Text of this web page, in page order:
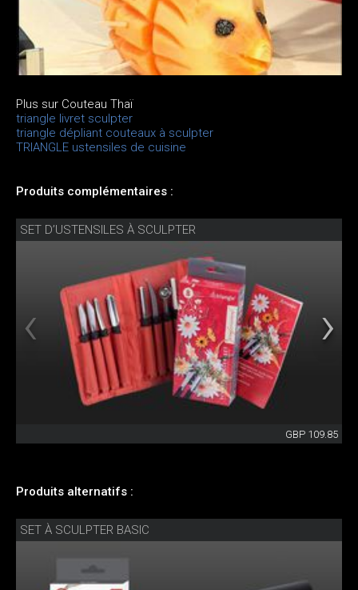
Plus sur Couteau Thaï
triangle livret sculpter
triangle dépliant couteaux à sculpter
TRIANGLE ustensiles de cuisine
Produits complémentaires :
SET D’USTENSILES À SCULPTER
GBP 109.85
Produits alternatifs :
SET À SCULPTER BASIC